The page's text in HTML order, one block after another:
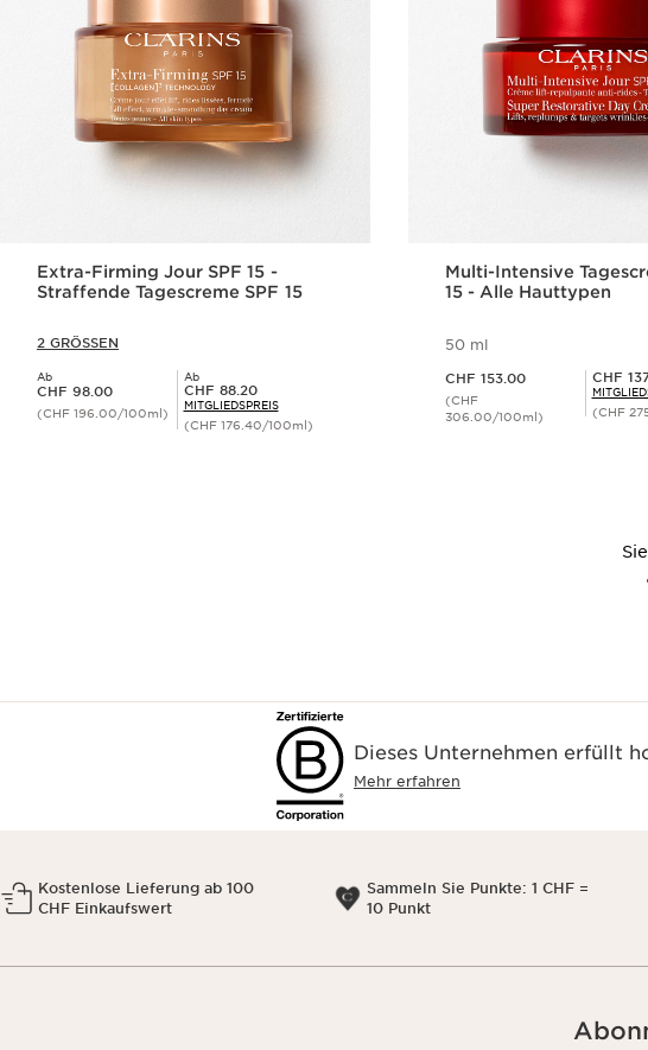
Extra-Firming Jour SPF 15 -
Straffende Tagescreme SPF 15
2 GRÖSSEN
Ab
Aktueller Preis CHF 98.00
CHF 98.00
(CHF 196.00/100ml)
Ab
Mitgliederpreis CHF 88.20
CHF 88.20
MITGLIEDSPREIS
(CHF 176.40/100ml)
Multi-Intensive
15 - Alle Hauttypen
50 ml
CHF 153.00
(CHF
306.00/100ml)
Mitgliederpreis CHF 137.70
CHF
(CHF
Dieses Unternehmen erfüllt
Mehr erfahren
Kostenlose Lieferung ab 100
CHF Einkaufswert
Sammeln Sie Punkte: 1 CHF =
10 Punkt